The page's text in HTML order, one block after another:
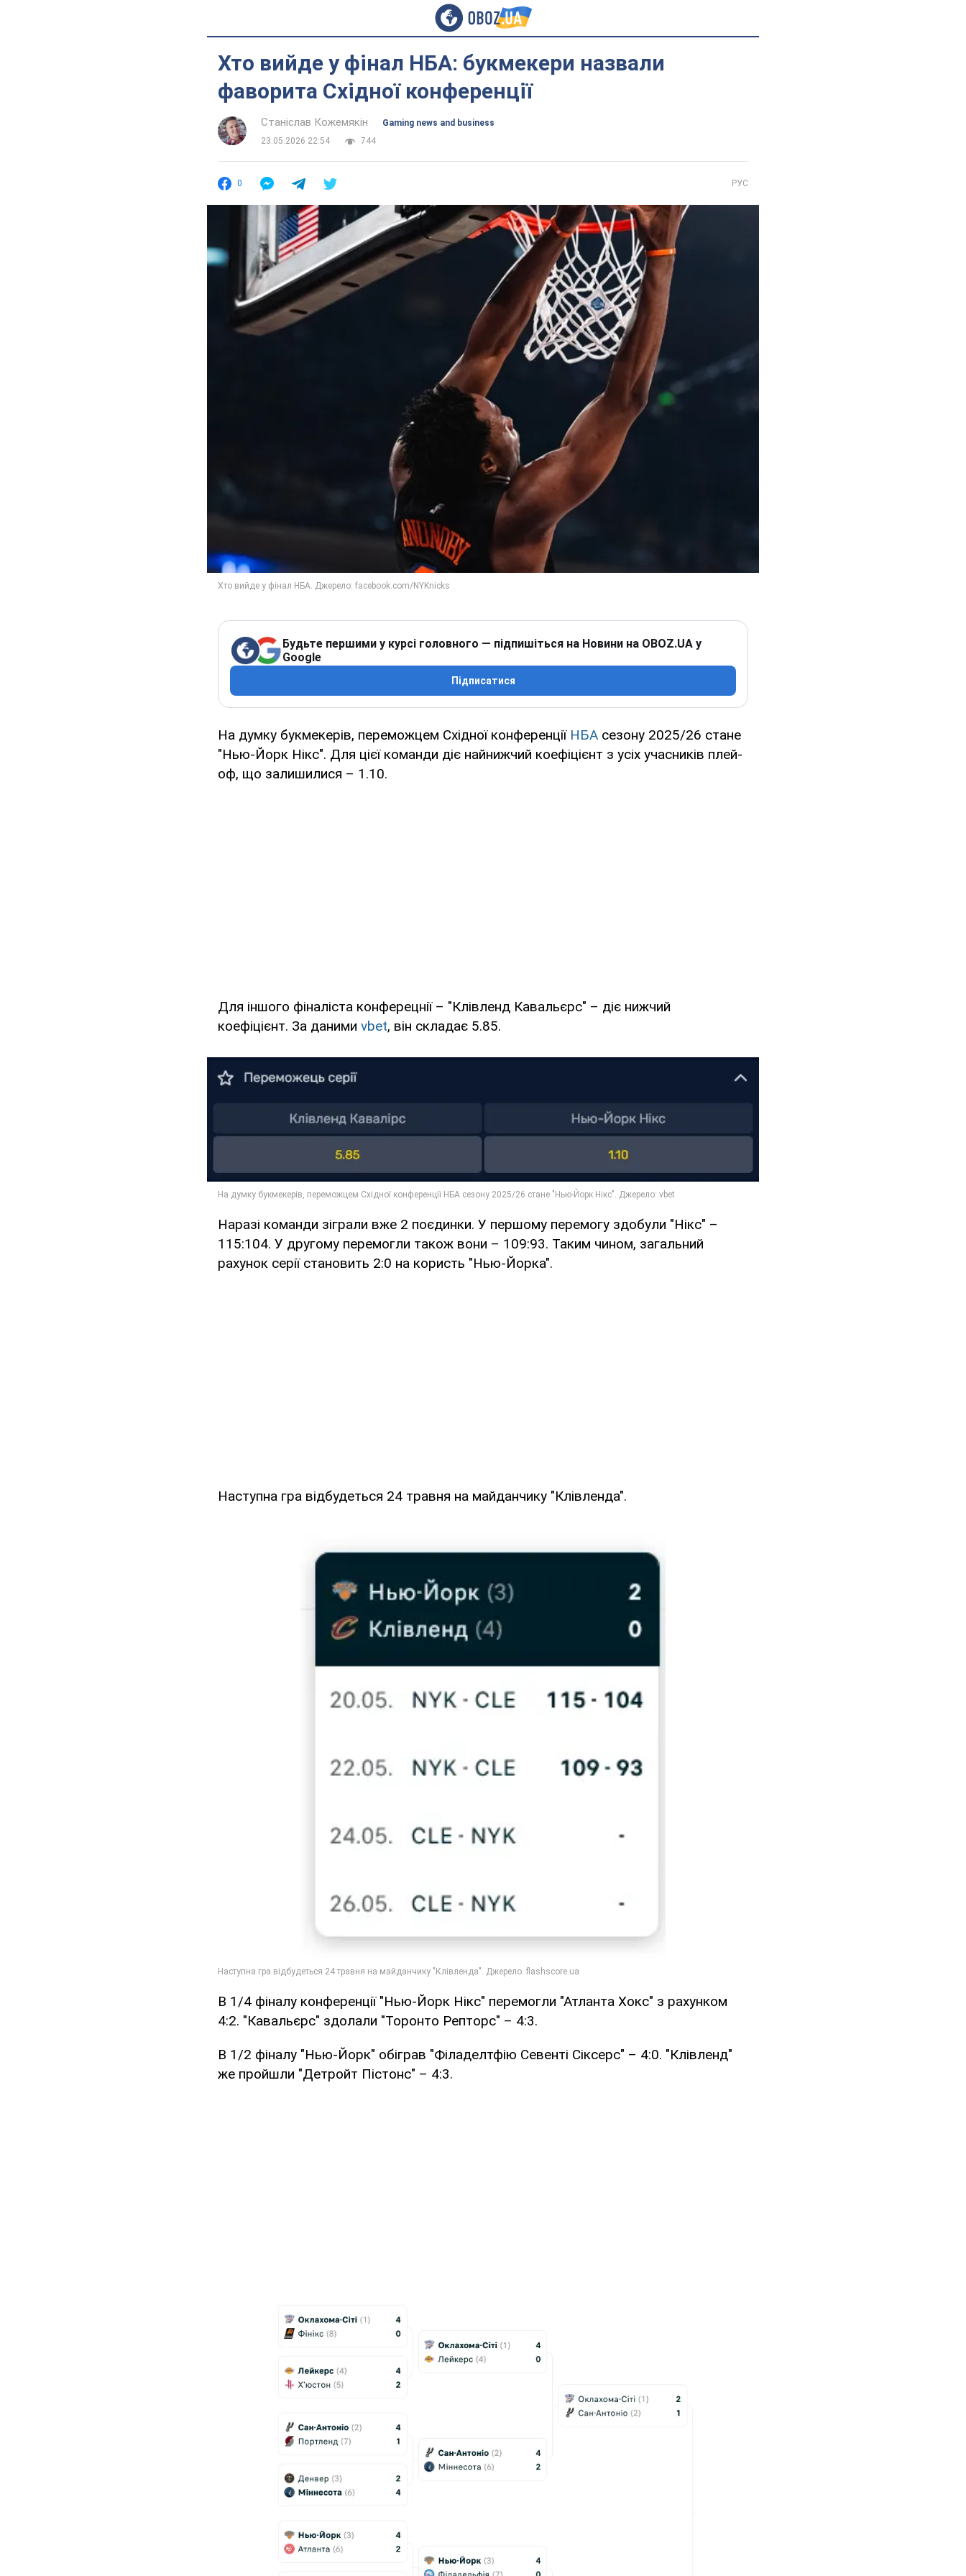
Хто вийде у фінал НБА: букмекери назвали
фаворита Східної конференції
Станіслав Кожемякін
Gaming news and business
23.05.2026 22:54
744
0 РУС
Будьте першими у курсі головного — підпишіться на Новини на OBOZ.UA у
Google
Підписатися
На думку букмекерів, переможцем Східної конференції НБА сезону 2025/26 стане
"Нью-Йорк Нікс". Для цієї команди діє найнижчий коефіцієнт з усіх учасників плей-
оф, що залишилися – 1.10.
Для іншого фіналіста конферецнії – "Клівленд Кавальєрс" – діє нижчий
коефіцієнт. За даними vbet, він складає 5.85.
Наразі команди зіграли вже 2 поєдинки. У першому перемогу здобули "Нікс" –
115:104. У другому перемогли також вони – 109:93. Таким чином, загальний
рахунок серії становить 2:0 на користь "Нью-Йорка".
Наступна гра відбудеться 24 травня на майданчику "Клівленда".
В 1/4 фіналу конференції "Нью-Йорк Нікс" перемогли "Атланта Хокс" з рахунком
4:2. "Кавальєрс" здолали "Торонто Репторс" – 4:3.
В 1/2 фіналу "Нью-Йорк" обіграв "Філаделтфію Севенті Сіксерс" – 4:0. "Клівленд"
же пройшли "Детройт Пістонс" – 4:3.